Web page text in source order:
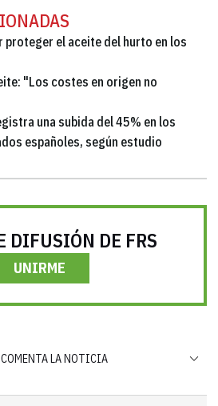
proteger el aceite del hurto en los
"Los costes en origen no
una subida del 45% en los
españoles, según estudio
DIFUSIÓN DE FRS
UNIRME
LA NOTICIA